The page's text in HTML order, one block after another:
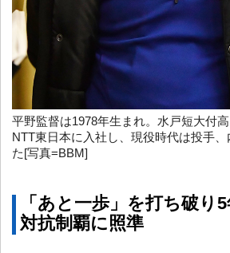
平野監督は1978年生まれ。水戸短大付
NTT東日本に入社し、現役時代は投手
た[写真=BBM]
「あと一歩」を打ち破り
対抗制覇に照準